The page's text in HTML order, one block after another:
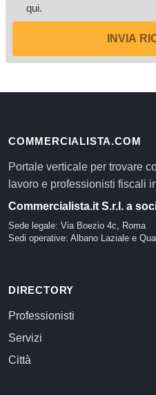
qui.
INVIA
COMMERCIALISTA.COM
Portale verticale per trovare
lavoro e professionisti fiscali
Commercialista.it S.r.l. a
Sede legale: Via Boezio 4c, Roma
Sedi operative: Albano Laziale e
DIRECTORY
Professionisti
Servizi
Città